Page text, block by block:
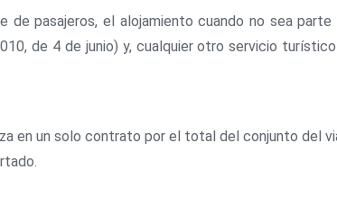
de pasajeros, el alojamiento cuando no sea
de 4 de junio) y, cualquier otro servicio
en un solo contrato por el total del conjunto del